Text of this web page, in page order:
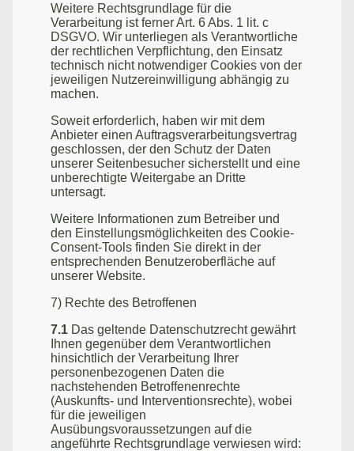
Weitere Rechtsgrundlage für die
Verarbeitung ist ferner Art. 6 Abs. 1 lit. c
DSGVO. Wir unterliegen als Verantwortliche
der rechtlichen Verpflichtung, den Einsatz
technisch nicht notwendiger Cookies von der
jeweiligen Nutzereinwilligung abhängig zu
machen.
Soweit erforderlich, haben wir mit dem
Anbieter einen Auftragsverarbeitungsvertrag
geschlossen, der den Schutz der Daten
unserer Seitenbesucher sicherstellt und eine
unberechtigte Weitergabe an Dritte
untersagt.
Weitere Informationen zum Betreiber und
den Einstellungsmöglichkeiten des Cookie-
Consent-Tools finden Sie direkt in der
entsprechenden Benutzeroberfläche auf
unserer Website.
7) Rechte des Betroffenen
7.1 Das geltende Datenschutzrecht gewährt
Ihnen gegenüber dem Verantwortlichen
hinsichtlich der Verarbeitung Ihrer
personenbezogenen Daten die
nachstehenden Betroffenenrechte
(Auskunfts- und Interventionsrechte), wobei
für die jeweiligen
Ausübungsvoraussetzungen auf die
angeführte Rechtsgrundlage verwiesen wird: